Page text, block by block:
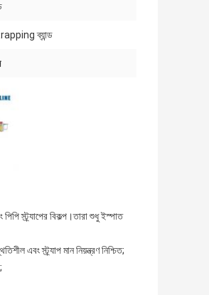
ব্যান্ড
স্ট্র্যাপের বিকল্প।তারা শুধু ইস্পাত
এবং স্ট্র্যাপ মান নিয়ন্ত্রণ নিশ্চিত;